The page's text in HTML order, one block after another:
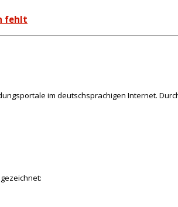
fehlt
im deutschsprachigen Internet.